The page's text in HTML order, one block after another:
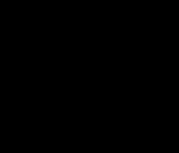
не только быстрая и
производителей. Это
сервисе имеет
быстрое изготовление
выбрать